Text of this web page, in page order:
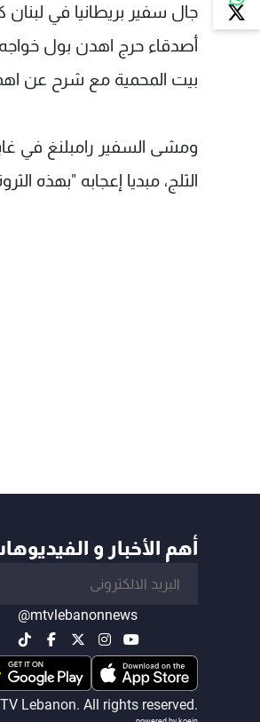
جال سفير بريطانيا في
أصدقاء حرج اهدن بول
بيت المحمية مع شرح عن
ومشى السفير رامبلنغ في
الثلج، مبديا إعجابه "بهذه
أهم الأخبار و
@mtvlebanonnews
Lebanon. All rights reserved.